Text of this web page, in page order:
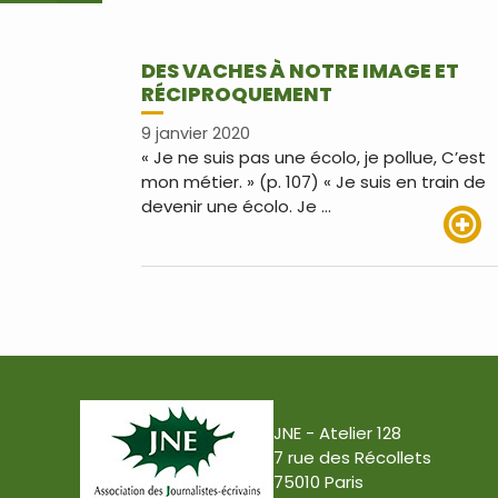
DES VACHES À NOTRE IMAGE ET
RÉCIPROQUEMENT
9 janvier 2020
« Je ne suis pas une écolo, je pollue, C’est
mon métier. » (p. 107) « Je suis en train de
devenir une écolo. Je …
JNE - Atelier 128
7 rue des Récollets
75010 Paris